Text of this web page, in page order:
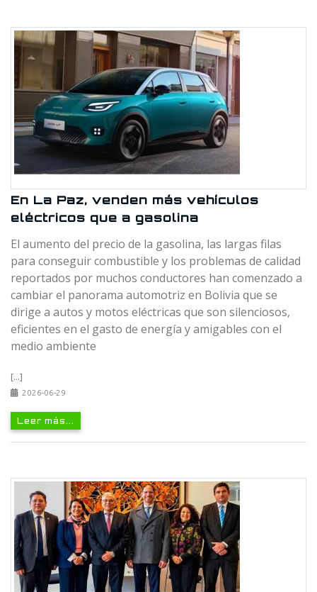
En La Paz, venden más vehículos
eléctricos que a gasolina
El aumento del precio de la gasolina, las largas filas
para conseguir combustible y los problemas de calidad
reportados por muchos conductores han comenzado a
cambiar el panorama automotriz en Bolivia que se
dirige a autos y motos eléctricas que son silenciosos,
eficientes en el gasto de energía y amigables con el
medio ambiente
[...]
2026-06-29
Leer más...